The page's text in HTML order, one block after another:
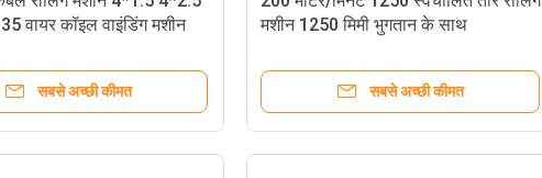
वायर कॉइल वाइंडिंग मशीन
सबसे अच्छी कीमत
मशीन 1250 मिमी भुगतान के साथ
सबसे अच्छी कीमत